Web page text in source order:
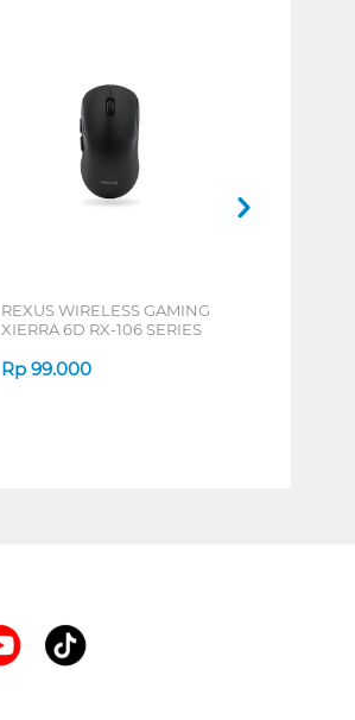
REXUS WIRELESS GAMING
XIERRA 6D RX-106 SERIES
Rp 99.000